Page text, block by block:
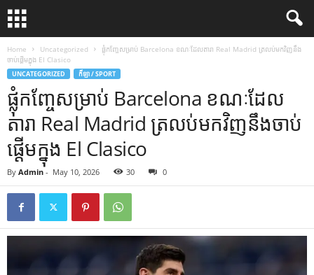
Home Uncategorized
ផ្លុំកញ្ចែសម្រាប់ Barcelona ខណៈដែលតារា Real Madrid ត្រលប់មកវិញនឹង
ចាប់ផ្តើមក្នុង El Clasico
UNCATEGORIZED កីឡា / SPORT
ផ្លុំកញ្ចែសម្រាប់ Barcelona ខណៈដែល
តារា Real Madrid ត្រលប់មកវិញនឹងចាប់
ផ្តើមក្នុង El Clasico
By Admin - May 10, 2026 30 0